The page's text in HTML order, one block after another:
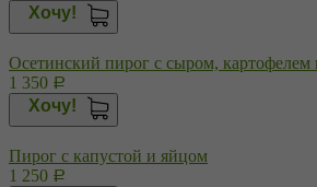
Хочу!
Осетинский пирог с сыром,
1 350 Р
Хочу!
Пирог с капустой и яйцом
1 250 Р